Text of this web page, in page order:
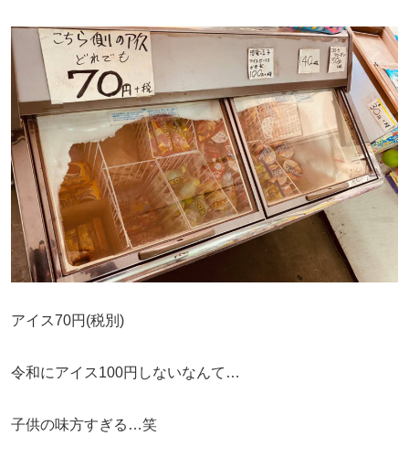
アイス70円(税別)
令和にアイス100円しないなんて…
子供の味方すぎる…笑